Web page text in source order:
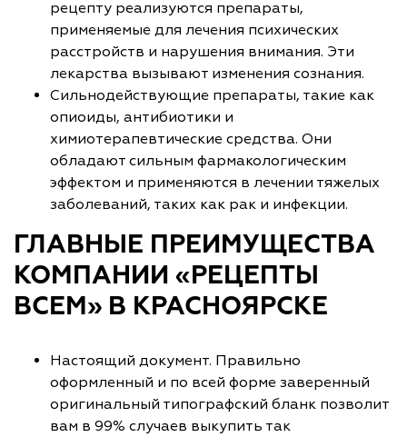
рецепту реализуются препараты,
применяемые для лечения психических
расстройств и нарушения внимания. Эти
лекарства вызывают изменения сознания.
Сильнодействующие препараты, такие как
опиоиды, антибиотики и
химиотерапевтические средства. Они
обладают сильным фармакологическим
эффектом и применяются в лечении тяжелых
заболеваний, таких как рак и инфекции.
ГЛАВНЫЕ ПРЕИМУЩЕСТВА
КОМПАНИИ «РЕЦЕПТЫ
ВСЕМ» В КРАСНОЯРСКЕ
Настоящий документ. Правильно
оформленный и по всей форме заверенный
оригинальный типографский бланк позволит
вам в 99% случаев выкупить так